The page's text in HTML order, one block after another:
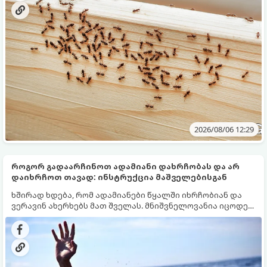
2026/08/06 12:29
როგორ გადაარჩინოთ ადამიანი დახრჩობას და არ
დაიხრჩოთ თავად: ინსტრუქცია მაშველებისგან
ხშირად ხდება, რომ ადამიანები წყალში იხრჩობიან და
ვერავინ ახერხებს მათ შველას. მნიშვნელოვანია იცოდეთ
ძირითადი წესები, რომელთა ცოდნა სასიცოცხლოდ
მნიშვნელოვანია.